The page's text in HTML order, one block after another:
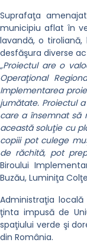
Suprafaţa
municipiu aflat în
lavandă, o
desfăşura diverse
„Proiectul are o
Operaţional
Implementarea
jumătate. Proiectul
care a însemnat să
această soluţie cu
copiii pot culege
de răchită, pot
Biroului
Buzău, Luminiţa
Administraţia
ţinta impusă de
spaţiului verde şi
din România.